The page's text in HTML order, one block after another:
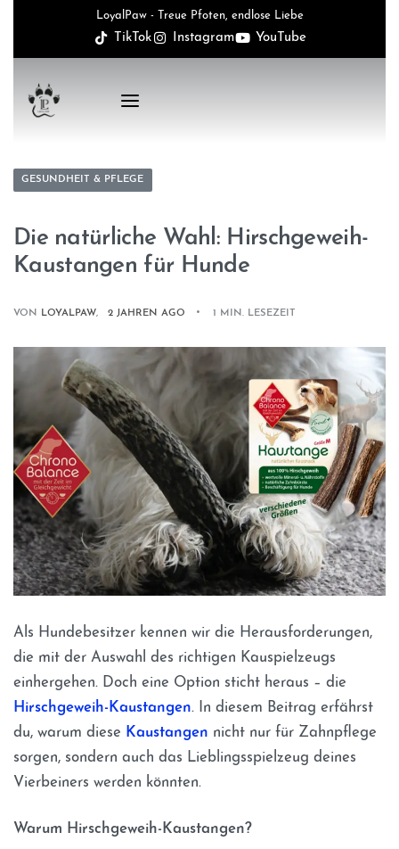
LoyalPaw - Treue Pfoten, endlose Liebe
TikTok Instagram YouTube
GESUNDHEIT & PFLEGE
Die natürliche Wahl: Hirschgeweih-
Kaustangen für Hunde
VON LOYALPAW 2 JAHREN AGO 1 MIN. LESEZEIT
Als Hundebesitzer kennen wir die Herausforderungen,
die mit der Auswahl des richtigen Kauspielzeugs
einhergehen. Doch eine Option sticht heraus – die
Hirschgeweih-Kaustangen. In diesem Beitrag erfährst
du, warum diese Kaustangen nicht nur für Zahnpflege
sorgen, sondern auch das Lieblingsspielzeug deines
Vierbeiners werden könnten.
Warum Hirschgeweih-Kaustangen?